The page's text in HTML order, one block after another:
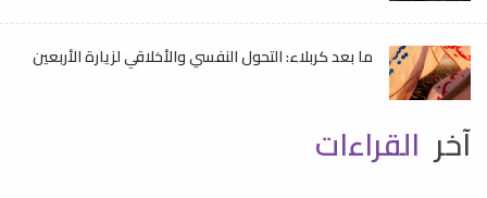
ما بعد كربلاء: التحول النفسي والأخلاقي لزيارة الأربعين
آخر القراءات